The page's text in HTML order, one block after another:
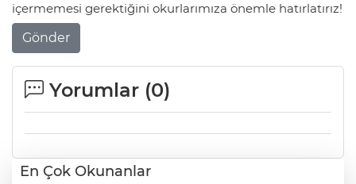
içermemesi gerektiğini okurlarımıza önemle hatırlatırız!
Gönder
Yorumlar (0)
En Çok Okunanlar